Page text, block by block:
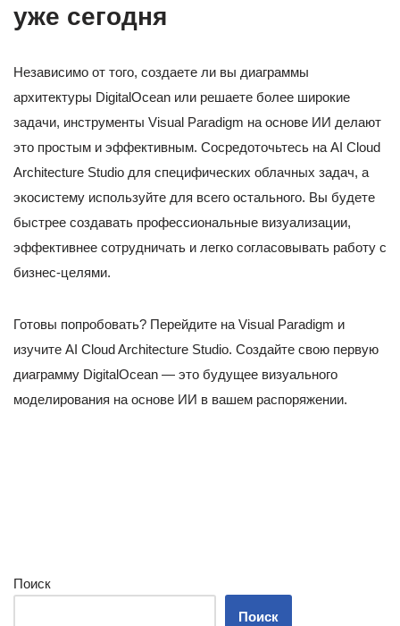
уже сегодня
Независимо от того, создаете ли вы диаграммы
архитектуры DigitalOcean или решаете более широкие
задачи, инструменты Visual Paradigm на основе ИИ делают
это простым и эффективным. Сосредоточьтесь на AI Cloud
Architecture Studio для специфических облачных задач, а
экосистему используйте для всего остального. Вы будете
быстрее создавать профессиональные визуализации,
эффективнее сотрудничать и легко согласовывать работу с
бизнес-целями.
Готовы попробовать? Перейдите на Visual Paradigm и
изучите AI Cloud Architecture Studio. Создайте свою первую
диаграмму DigitalOcean — это будущее визуального
моделирования на основе ИИ в вашем распоряжении.
Поиск
Поиск